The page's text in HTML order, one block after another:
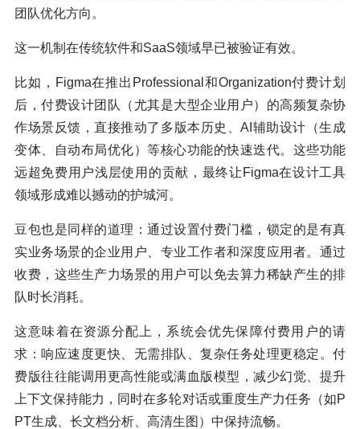
团队优化方向。
这一机制在传统软件和SaaS领域早已被验证有效。
比如，Figma在推出Professional和Organization付费计划
后，付费设计团队（尤其是大型企业用户）的高频复杂协
作场景反馈，直接推动了多版本历史、AI辅助设计（生成
变体、自动布局优化）等核心功能的快速迭代。这些功能
远超免费用户浅层使用的贡献，最终让Figma在设计工具
领域形成难以撼动的护城河。
豆包也是同样的道理：通过设置付费门槛，锁定的是有真
实业务场景的企业用户、专业工作者和深度应用者。通过
收费，这些生产力场景的用户可以免去算力稀缺产生的排
队时长消耗。
这意味着在资源分配上，系统会优先保障付费用户的请
求：响应速度更快、无需排队、复杂任务处理更稳定。付
费版往往能调用更高性能或满血版模型，减少幻觉、提升
上下文保持能力，同时在多轮对话或重度生产力任务（如P
PT生成、长文档分析、高清生图）中保持流畅。